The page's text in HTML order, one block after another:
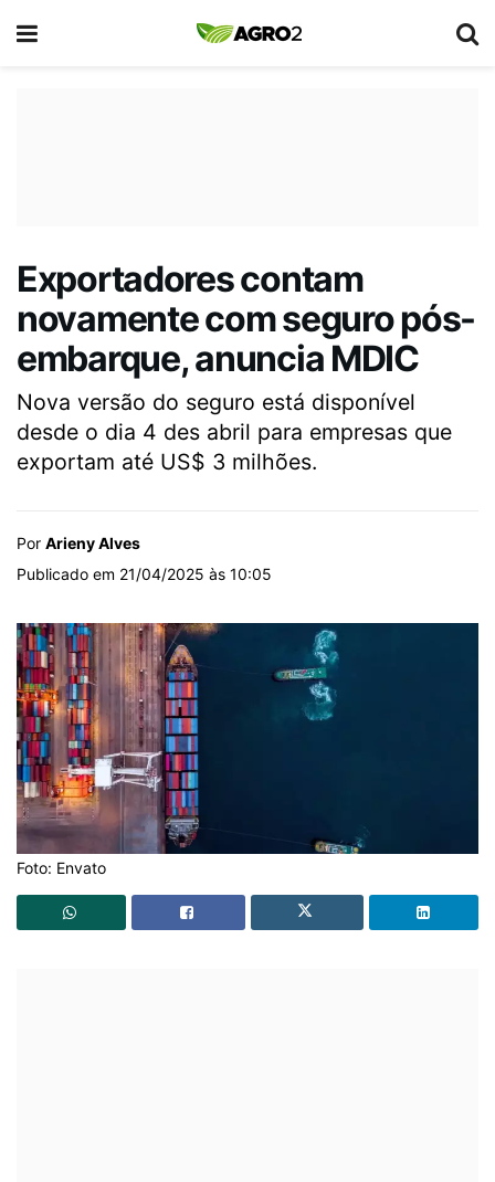
Exportadores contam
novamente com seguro pós-
embarque, anuncia MDIC
Nova versão do seguro está disponível
desde o dia 4 des abril para empresas que
exportam até US$ 3 milhões.
Por Arieny Alves
Publicado em 21/04/2025 às 10:05
Foto: Envato